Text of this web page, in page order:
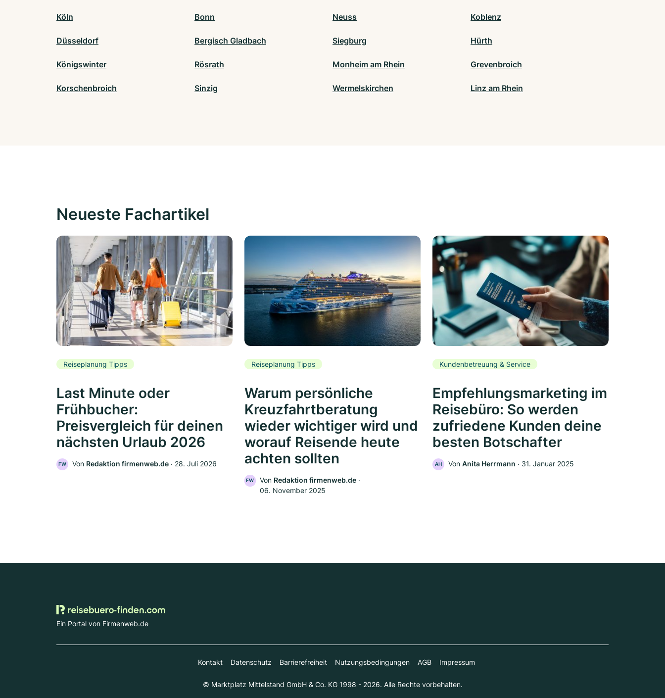
Köln Bonn Neuss Koblenz
Düsseldorf Bergisch Gladbach Siegburg Hürth
Königswinter Rösrath Monheim am Rhein Grevenbroich
Korschenbroich Sinzig Wermelskirchen Linz am Rhein
Neueste Fachartikel
Reiseplanung Tipps
Last Minute oder
Frühbucher:
Preisvergleich für deinen
nächsten Urlaub 2026
FW Von Redaktion firmenweb.de ‧ 28. Juli 2026
Reiseplanung Tipps
Warum persönliche
Kreuzfahrtberatung
wieder wichtiger wird und
worauf Reisende heute
achten sollten
FW Von Redaktion firmenweb.de‧
06. November 2025
Kundenbetreuung & Service
Empfehlungsmarketing im
Reisebüro: So werden
zufriedene Kunden deine
besten Botschafter
AH Von Anita Herrmann ‧ 31. Januar 2025
Ein Portal von Firmenweb.de
Kontakt Datenschutz Barrierefreiheit Nutzungsbedingungen AGB Impressum
© Marktplatz Mittelstand GmbH & Co. KG 1998 - 2026. Alle Rechte vorbehalten.